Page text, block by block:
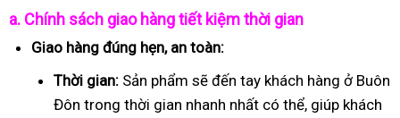
a. Chính sách giao hàng tiết kiệm thời gian
Giao hàng đúng hẹn, an toàn:
Thời gian: Sản phẩm sẽ đến tay khách hàng ở Buôn
Đôn trong thời gian nhanh nhất có thể, giúp khách